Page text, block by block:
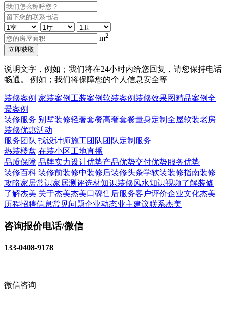
m2
立即获取
说明文字，例如；我们将在24小时内给您回复，请您保持电话
畅通。 例如；我们将保障您的个人信息安全等
装修案例 家装案例 工装案例软装案例装修效果图精品案例全
景案例
装修服务 别墅装修轻奢套餐高奢套餐量身定制 全屋软装老房
装修优惠活动
服务团队 找设计师施工团队 团队定制服务
热装楼盘 在装小区工地直播
品质保障 品牌实力设计优势产品优势交付优势服务优势
装修百科 装修前装修中装修后装修头条学软装装修指南装修
攻略家居常识家居测评选材知识装修风水知识视频了解装修
了解杰美 关于杰美杰美口碑售后服务客户评价企业文化杰美
历程招聘信息常见问题企业动态业主建议联系杰美
咨询报价电话/微信
133-0408-9178
微信咨询